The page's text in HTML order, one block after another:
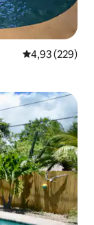
Μέση
4,93 (229)